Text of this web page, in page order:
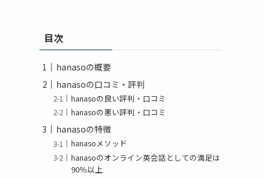
目次
hanasoの概要
hanasoの口コミ・評判
hanasoの良い評判・口コミ
hanasoの悪い評判・口コミ
hanasoの特徴
hanasoメソッド
hanasoのオンライン英会話としての満足は
90％以上